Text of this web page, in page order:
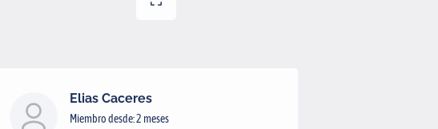
Elias Caceres
Miembro desde: 2 meses